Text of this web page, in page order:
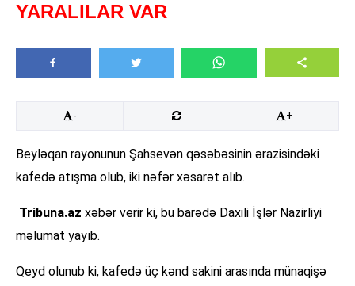
YARALILAR VAR
- +
Beyləqan rayonunun Şahsevən qəsəbəsinin ərazisindəki
kafedə atışma olub, iki nəfər xəsarət alıb.
Tribuna.az xəbər verir ki, bu barədə Daxili İşlər Nazirliyi
məlumat yayıb.
Qeyd olunub ki, kafedə üç kənd sakini arasında münaqişə